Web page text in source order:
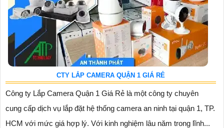
CTY LẮP CAMERA QUẬN 1 GIÁ RẺ
Công ty Lắp Camera Quận 1 Giá Rẻ là một công ty chuyên
cung cấp dịch vụ lắp đặt hệ thống camera an ninh tại quận 1, TP.
HCM với mức giá hợp lý. Với kinh nghiệm lâu năm trong lĩnh...